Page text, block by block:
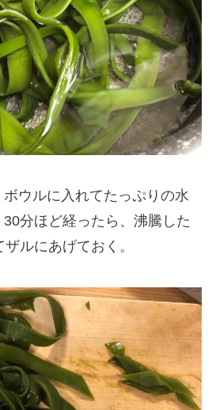
ウルに入れてたっぷりの水
30分ほど経ったら、沸騰した
ルにあげておく。